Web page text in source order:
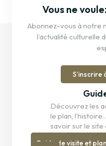
Vous ne
Abonnez-vous à notre
l’actualité culturelle
S’inscrire
Découvrez les
le plan,
savoir sur le site
Guide de visite et